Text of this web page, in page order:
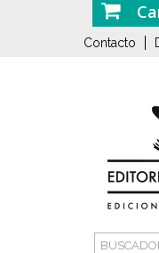
Contacto